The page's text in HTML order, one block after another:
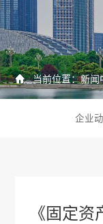
 当前位置：新闻
企业
《固定